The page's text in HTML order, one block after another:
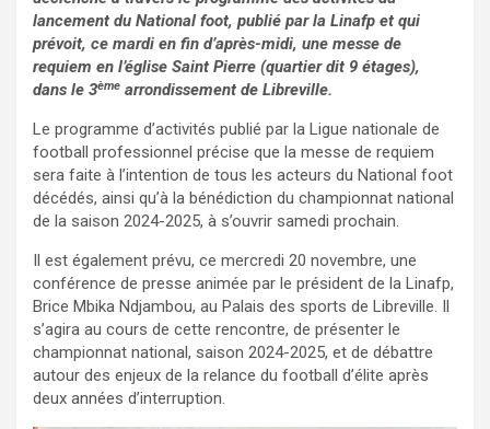
lancement du National foot, publié par la Linafp et qui
prévoit, ce mardi en fin d’après-midi, une messe de
requiem en l’église Saint Pierre (quartier dit 9 étages),
dans le 3ème arrondissement de Libreville.
Le programme d’activités publié par la Ligue nationale de
football professionnel précise que la messe de requiem
sera faite à l’intention de tous les acteurs du National foot
décédés, ainsi qu’à la bénédiction du championnat national
de la saison 2024-2025, à s’ouvrir samedi prochain.
Il est également prévu, ce mercredi 20 novembre, une
conférence de presse animée par le président de la Linafp,
Brice Mbika Ndjambou, au Palais des sports de Libreville. Il
s’agira au cours de cette rencontre, de présenter le
championnat national, saison 2024-2025, et de débattre
autour des enjeux de la relance du football d’élite après
deux années d’interruption.